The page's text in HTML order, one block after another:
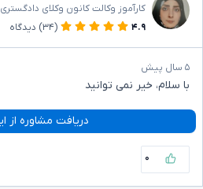
کارآموز وکالت کانون وکلای دادگستری
۴.۹
(۳۴) دیدگاه
۵ سال پیش
با سلام، خیر نمی توانید
دریافت مشاوره از
۰